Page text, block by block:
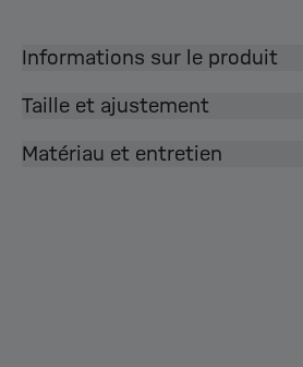
Informations sur le produit
Taille et ajustement
Matériau et entretien